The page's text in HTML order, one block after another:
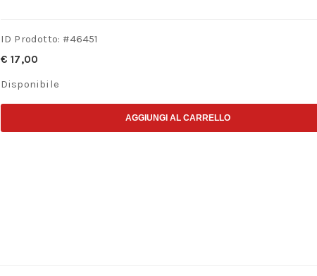
ID Prodotto: #46451
€ 17,00
Disponibile
AGGIUNGI AL CARRELLO